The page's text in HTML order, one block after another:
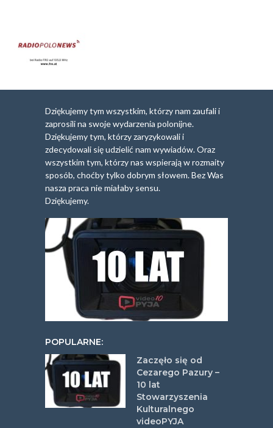
Dziękujemy tym wszystkim, którzy nam zaufali i
zaprosili na swoje wydarzenia polonijne.
Dziękujemy tym, którzy zaryzykowali i
zdecydowali się udzielić nam wywiadów. Oraz
wszystkim tym, którzy nas wspierają w rozmaity
sposób, choćby tylko dobrym słowem. Bez Was
nasza praca nie miałaby sensu.
Dziękujemy.
POPULARNE:
Zaczęło się od
Cezarego Pazury –
10 lat
Stowarzyszenia
Kulturalnego
videoPYJA